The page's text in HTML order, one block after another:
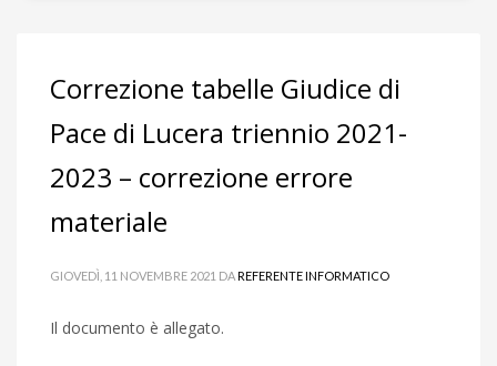
Correzione tabelle Giudice di
Pace di Lucera triennio 2021-
2023 – correzione errore
materiale
GIOVEDÌ, 11 NOVEMBRE 2021 DAREFERENTE INFORMATICO
Il documento è allegato.